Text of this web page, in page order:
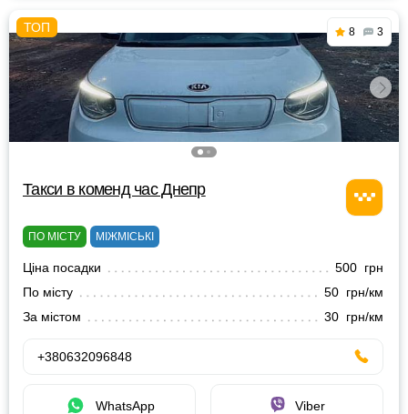
8 3
Такси в коменд час Днепр
ПО МІСТУ МІЖМІСЬКІ
Ціна посадки
500 грн
По місту
50 грн/км
За містом
30 грн/км
+380632096848
WhatsApp Viber